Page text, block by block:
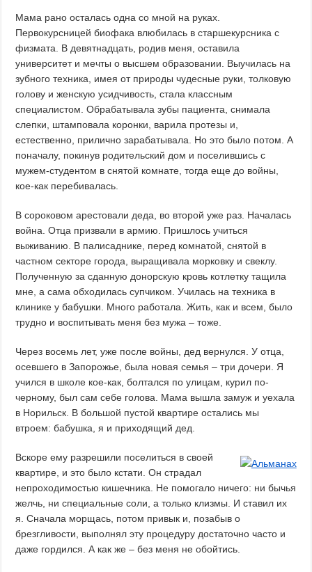
Мама рано осталась одна со мной на руках.
Первокурсницей биофака влюбилась в старшекурсника с
физмата. В девятнадцать, родив меня, оставила
университет и мечты о высшем образовании. Выучилась на
зубного техника, имея от природы чудесные руки, толковую
голову и женскую усидчивость, стала классным
специалистом. Обрабатывала зубы пациента, снимала
слепки, штамповала коронки, варила протезы и,
естественно, прилично зарабатывала. Но это было потом. А
поначалу, покинув родительский дом и поселившись с
мужем-студентом в снятой комнате, тогда еще до войны,
кое-как перебивалась.
В сороковом арестовали деда, во второй уже раз. Началась
война. Отца призвали в армию. Пришлось учиться
выживанию. В палисаднике, перед комнатой, снятой в
частном секторе города, выращивала морковку и свеклу.
Полученную за сданную донорскую кровь котлетку тащила
мне, а сама обходилась супчиком. Училась на техника в
клинике у бабушки. Много работала. Жить, как и всем, было
трудно и воспитывать меня без мужа – тоже.
Через восемь лет, уже после войны, дед вернулся. У отца,
осевшего в Запорожье, была новая семья – три дочери. Я
учился в школе кое-как, болтался по улицам, курил по-
черному, был сам себе голова. Мама вышла замуж и уехала
в Норильск. В большой пустой квартире остались мы
втроем: бабушка, я и приходящий дед.
Вскоре ему разрешили поселиться в своей
квартире, и это было кстати. Он страдал
непроходимостью кишечника. Не помогало ничего: ни бычья
желчь, ни специальные соли, а только клизмы. И ставил их
я. Сначала морщась, потом привык и, позабыв о
брезгливости, выполнял эту процедуру достаточно часто и
даже гордился. А как же – без меня не обойтись.